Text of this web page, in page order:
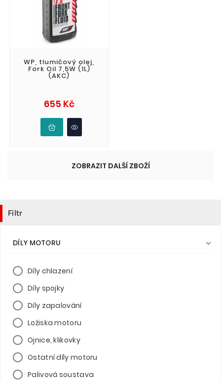
WP, tlumičový olej,
Fork Oil 7,5W (1L)
(AKC)
655 KčCena
ZOBRAZIT DALŠÍ ZBOŽÍ
Filtr
DÍLY MOTORU 
Díly chlazení
Díly spojky
Díly zapalování
Ložiska motoru
Ojnice, klikovky
Ostatní díly motoru
Palivová soustava